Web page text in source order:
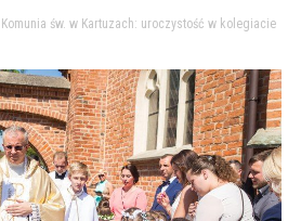
I Komunia św. w Kartuzach: uroczystość w kolegiacie